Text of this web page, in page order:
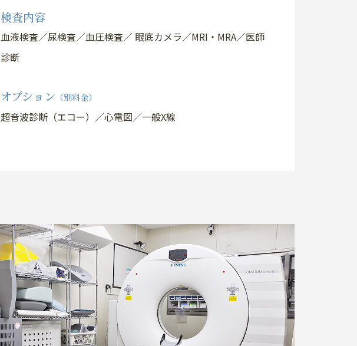
検査内容
血液検査／尿検査／血圧検査／ 眼底カメラ／MRI・MRA／医師
診断
オプション （別料金）
超音波診断（エコー）／心電図／一般X線